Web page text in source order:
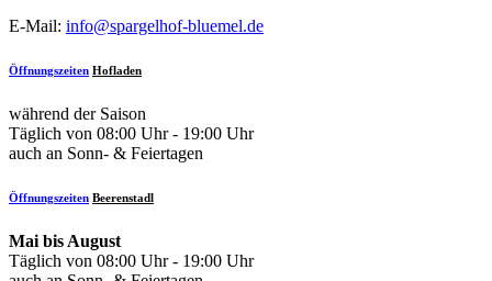
E-Mail: info@spargelhof-bluemel.de
Öffnungszeiten Hofladen
während der Saison
Täglich von 08:00 Uhr - 19:00 Uhr
auch an Sonn- & Feiertagen
Öffnungszeiten Beerenstadl
Mai bis August
Täglich von 08:00 Uhr - 19:00 Uhr